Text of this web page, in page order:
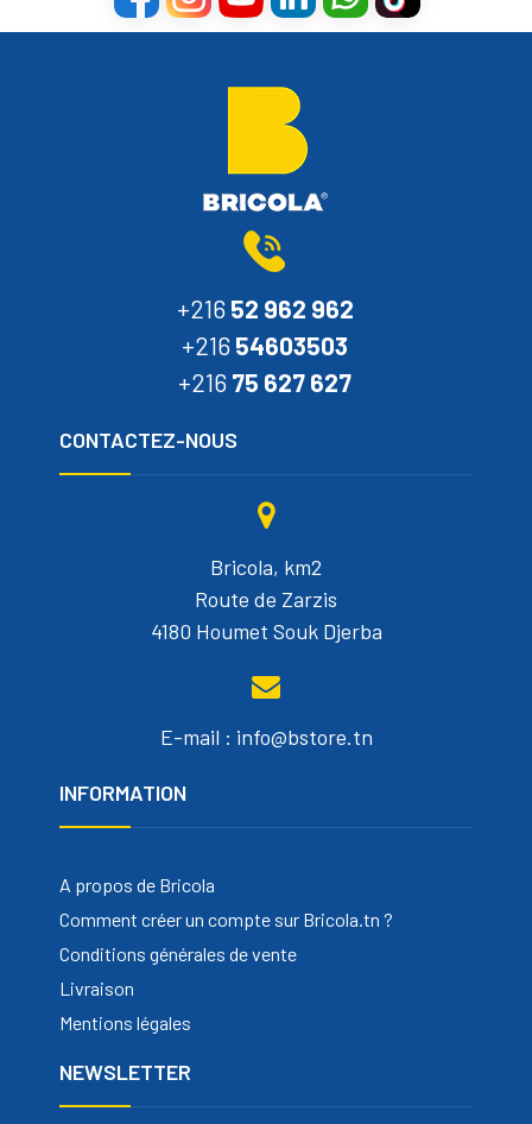
+216 52 962 962
+216 54603503
+216 75 627 627
CONTACTEZ-NOUS
Bricola, km2
Route de Zarzis
4180 Houmet Souk Djerba
E-mail : info@bstore.tn
INFORMATION
A propos de Bricola
Comment créer un compte sur Bricola.tn ?
Conditions générales de vente
Livraison
Mentions légales
NEWSLETTER